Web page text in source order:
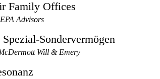
Family Offices
Advisors
Spezial-Sondervermögen
Will & Emery